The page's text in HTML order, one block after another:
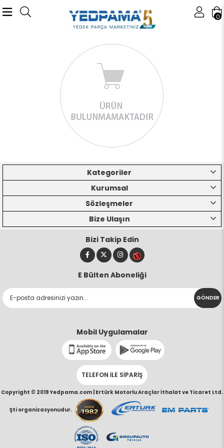
0
Kategoriler
Kurumsal
Sözleşmeler
Bize Ulaşın
Bizi Takip Edin
E Bülten Aboneliği
GÖNDER
Mobil Uygulamalar
TELEFON İLE SİPARİŞ
Copyright © 2019 Yedpama.com | Ertürk Motorlu Araçlar İthalat ve Ticaret Ltd.
Şti organizasyonudur.